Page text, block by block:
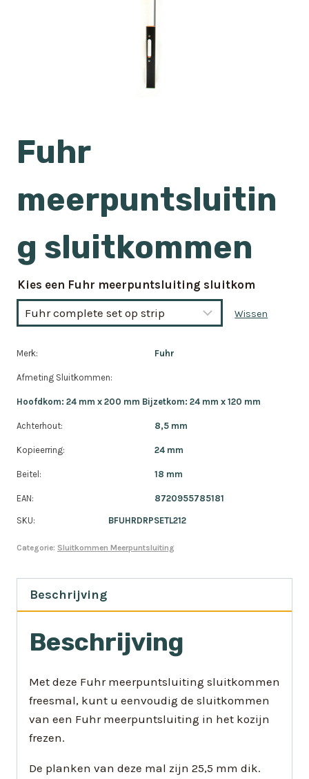
Fuhr
meerpuntsluitin
g sluitkommen
Kies een Fuhr meerpuntsluiting sluitkom
Wissen
Merk: Fuhr
Afmeting Sluitkommen:
Hoofdkom: 24 mm x 200 mm Bijzetkom: 24 mm x 120 mm
Achterhout: 8,5 mm
Kopieerring: 24 mm
Beitel: 18 mm
EAN: 8720955785181
SKU: BFUHRDRPSETL212
Categorie: Sluitkommen Meerpuntsluiting
Beschrijving
Beschrijving
Met deze Fuhr meerpuntsluiting sluitkommen
freesmal, kunt u eenvoudig de sluitkommen
van een Fuhr meerpuntsluiting in het kozijn
frezen.
De planken van deze mal zijn 25,5 mm dik.